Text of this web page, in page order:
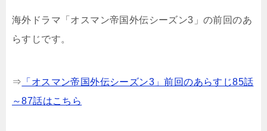
海外ドラマ「オスマン帝国外伝シーズン3」の前回のあ
らすじです。
⇒ 「オスマン帝国外伝シーズン3」前回のあらすじ85話
～87話はこちら